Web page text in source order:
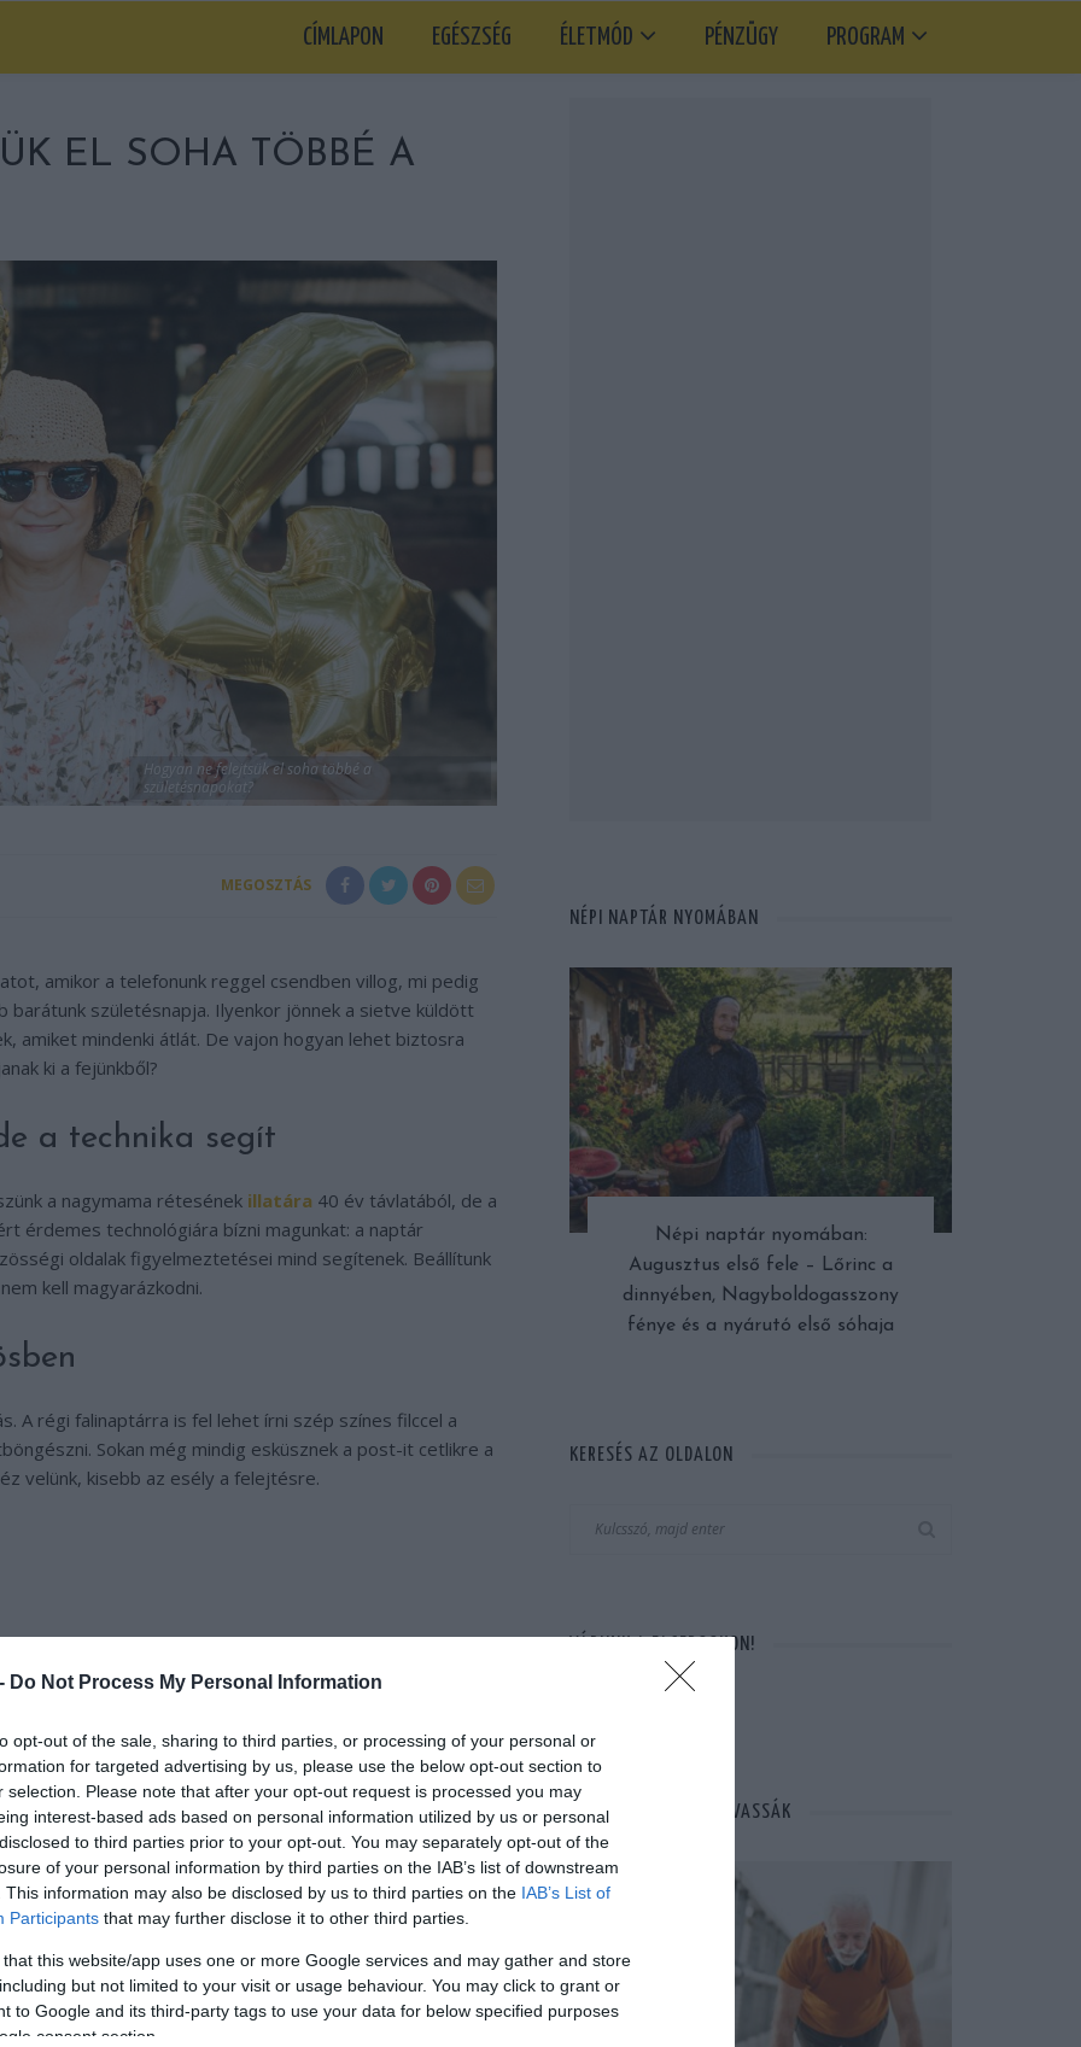
Do Not Process My Personal Information
opt-out of the sale, sharing to third parties, or processing of your personal or
for targeted advertising by us, please use the below opt-out section to
selection. Please note that after your opt-out request is processed you may
interest-based ads based on personal information utilized by us or personal
to third parties prior to your opt-out. You may separately opt-out of the
of your personal information by third parties on the IAB’s list of downstream
This information may also be disclosed by us to third parties on the IAB’s List of
Participants that may further disclose it to other third parties.
that this website/app uses one or more Google services and may gather and store
but not limited to your visit or usage behaviour. You may click to grant or
to Google and its third-party tags to use your data for below specified purposes
consent section.
CÍMLAPON EGÉSZSÉG ÉLETMÓD PÉNZÜGY PROGRAM
EL SOHA TÖBBÉ A
Hogyan ne felejtsük el soha többé a
születésnapokat?
MEGOSZTÁS
amikor a telefonunk reggel csendben villog, mi pedig
barátunk születésnapja. Ilyenkor jönnek a sietve küldött
amiket mindenki átlát. De vajon hogyan lehet biztosra
ki a fejünkből?
a technika segít
a nagymama rétesének illatára 40 év távlatából, de a
érdemes technológiára bízni magunkat: a naptár
oldalak figyelmeztetései mind segítenek. Beállítunk
kell magyarázkodni.
A régi falinaptárra is fel lehet írni szép színes filccel a
Sokan még mindig esküsznek a post-it cetlikre a
velünk, kisebb az esély a felejtésre.
hogy az ajándék vagy a köszöntés is szívből jöjjön. Ha
melyik könyvet nézte ki magának, jegyezzük fel a naptár
hanem az apró figyelmességre is, ami igazán
NÉPI NAPTÁR NYOMÁBAN
Népi naptár nyomában:
Augusztus első fele – Lőrinc a
dinnyében, Nagyboldogasszony
fénye és a nyárutó első sóhaja
KERESÉS AZ OLDALON
VÁRUNK A FACEBOOKON!
MÁSOK ÉPPEN EZT OLVASSÁK